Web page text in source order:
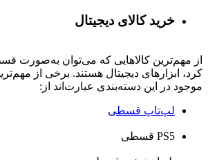
خرید کالای دیجیتال
از مهم‌ترین کالاهایی که می‌توان به‌صورت
کرد، ابزارهای دیجیتال هستند. برخی از
موجود در این دسته‌بندی عبارت‌اند از:
لپ‌تاپ قسطی
PS5 قسطی